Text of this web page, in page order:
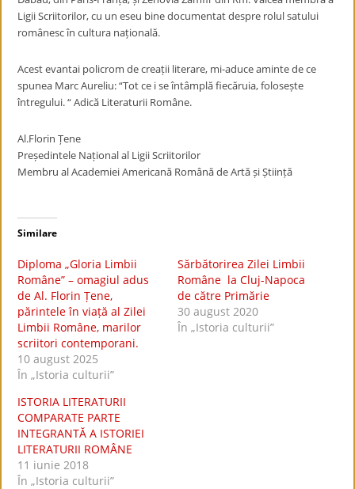
Ligii Scriitorilor, cu un eseu bine documentat despre rolul satului
românesc în cultura națională.
Acest evantai policrom de creații literare, mi-aduce aminte de ce
spunea Marc Aureliu: “Tot ce i se întâmplă fiecăruia, folosește
întregului. “ Adică Literaturii Române.
Al.Florin Țene
Președintele Național al Ligii Scriitorilor
Membru al Academiei Americană Română de Artă și Știință
Similare
Diploma „Gloria Limbii
Române” – omagiul adus
de Al. Florin Țene,
părintele în viață al Zilei
Limbii Române, marilor
scriitori contemporani.
10 august 2025
În „Istoria culturii”
Sărbătorirea Zilei Limbii
Române la Cluj-Napoca
de către Primărie
30 august 2020
În „Istoria culturii”
ISTORIA LITERATURII
COMPARATE PARTE
INTEGRANTĂ A ISTORIEI
LITERATURII ROMÂNE
11 iunie 2018
În „Istoria culturii”